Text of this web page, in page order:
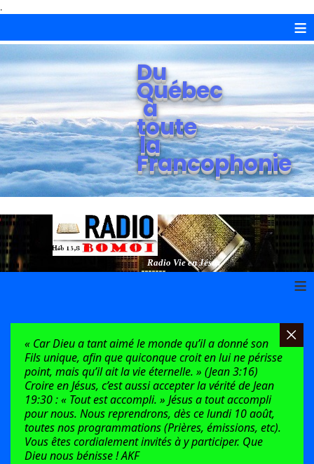
.
≡
Du
Québec
à
toute
la
Francophonie
Radio Vie en Jésus
≡
« Car Dieu a tant aimé le monde qu’il a donné son
Fils unique, afin que quiconque croit en lui ne périsse
point, mais qu’il ait la vie éternelle. » (Jean 3:16)
Croire en Jésus, c’est aussi accepter la vérité de Jean
19:30 : « Tout est accompli. » Jésus a tout accompli
pour nous. Nous reprendrons, dès ce lundi 10 août,
toutes nos programmations (Prières, émissions, etc).
Vous êtes cordialement invités à y participer. Que
Dieu nous bénisse ! AKF